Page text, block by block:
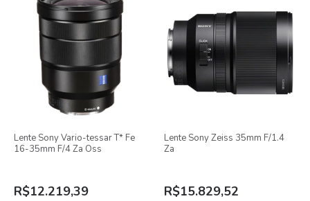
Lente Sony Vario-tessar T* Fe
16-35mm F/4 Za Oss
R$12.219,39
Lente Sony Zeiss 35mm F/1.4
Za
R$15.829,52